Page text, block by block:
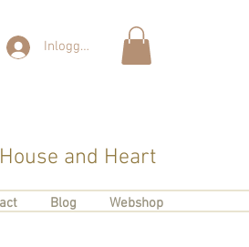
Inloggen
and Heart
Blog Webshop